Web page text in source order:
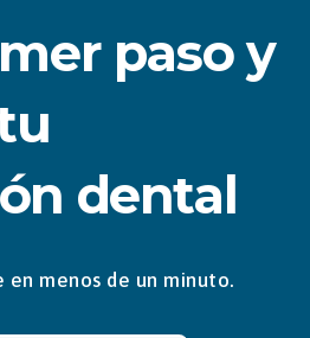
paso y
dental
menos de un minuto.